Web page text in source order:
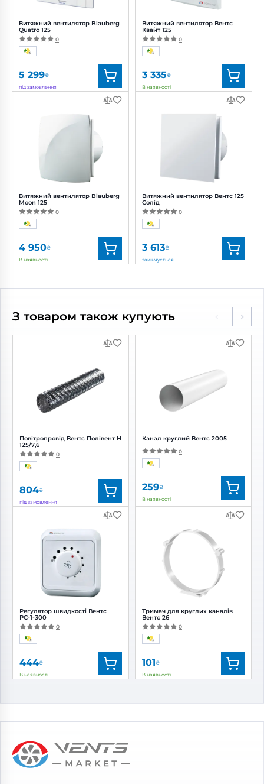
Витяжний вентилятор Blauberg
Quatro 125
0
5 299₴
під замовлення
Blauberg
0687869720
Діаметр:
125 мм
Потужність:
16 Вт
Витяжний вентилятор Blauberg
Moon 125
0
4 950₴
В наявності
Артикул: 0688213358
Потужність:
18 Вт
Витяжний вентилятор Вентс
Квайт 125
0
3 335₴
В наявності
Вентс
0688295286
125 мм
17 Вт
32 дБ(А)
Витяжний вентилятор Вентс 125
Солід
0
3 613₴
закінчується
Артикул: 0688218065
125 мм
Потужність:
З товаром також купують
Повітропровід Вентс Полівент Н
125/7,6
0
804₴
під замовлення
Вентс
Артикул: 0000228295
125 мм
Регулятор швидкості Вентс
РС-1-300
0
444₴
В наявності
Артикул: 0000228379
Канал круглий Вентс 2005
0
259₴
В наявності
Вентс
Артикул:0687830278
Діаметр:
125 мм
Тримач для круглих каналів
Вентс 26
0
101₴
В наявності
Артикул: 0000225601
Діаметр:
125 мм